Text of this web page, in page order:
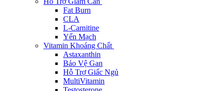
Fat Burn
CLA
L-Carnitine
Yến Mạch
Vitamin Khoáng Chất
Astaxanthin
Bảo Vệ Gan
Hỗ Trợ Giấc Ngủ
MultiVitamin